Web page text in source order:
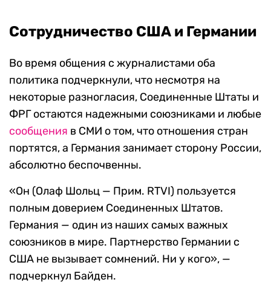
Сотрудничество США и Германии
Во время общения с журналистами оба
политика подчеркнули, что несмотря на
некоторые разногласия, Соединенные Штаты и
ФРГ остаются надежными союзниками и любые
сообщения в СМИ о том, что отношения стран
портятся, а Германия занимает сторону России,
абсолютно беспочвенны.
«Он (Олаф Шольц — Прим. RTVI) пользуется
полным доверием Соединенных Штатов.
Германия — один из наших самых важных
союзников в мире. Партнерство Германии с
США не вызывает сомнений. Ни у кого», —
подчеркнул Байден.